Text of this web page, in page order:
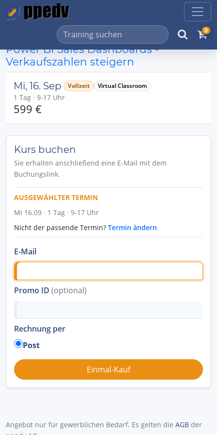
0
Power BI Sales Dashboards -
Verkaufszahlen steigern
Mi, 16. Sep Vollzeit Virtual Classroom
1 Tag · 9-17 Uhr
599 €
Kurs buchen
Sie erhalten anschließend eine E-Mail mit dem
Buchungslink.
AUSGEWÄHLTER TERMIN
Mi 16.09 · 1 Tag · 9-17 Uhr
Nicht der passende Termin? Termin ändern
E-Mail
Promo ID (optional)
Rechnung per
Post
Angebot nur für gewerblichen Bedarf. Es gelten die AGB der